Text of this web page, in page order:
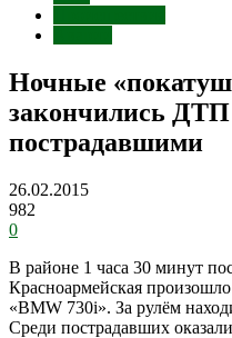
Ночные
закончились ДТП
пострадавшими
26.02.2015
982
0
В районе 1 часа 30 минут
Красноармейская
«BMW 730i». За рулём
Среди пострадавших